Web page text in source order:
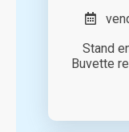
Stand
Buvette